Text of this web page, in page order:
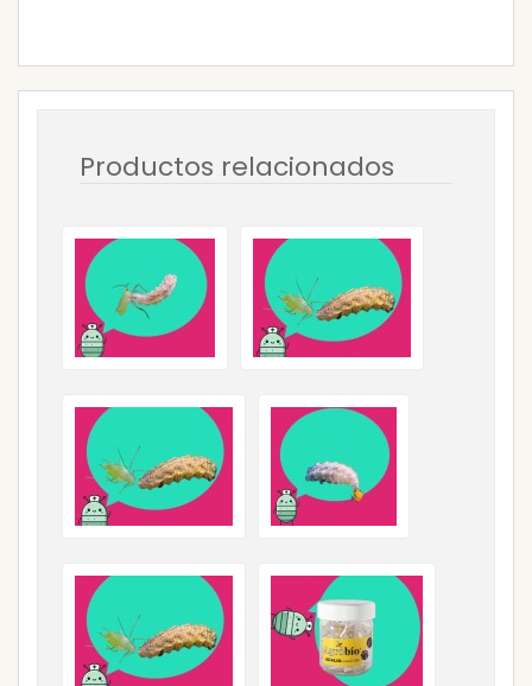
Productos relacionados